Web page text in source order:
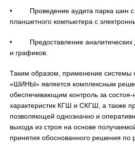
• Проведение аудита парка шин
планшетного компьютера с
• Предоставление аналитических
и графиков.
Таким образом, применение системы
«ШИНЫ» является комплексным
обеспечивающим контроль за
характеристик КГШ и СКГШ, а также
позволяющей однозначно и
выхода из строя на основе
принятия обоснованного решения по